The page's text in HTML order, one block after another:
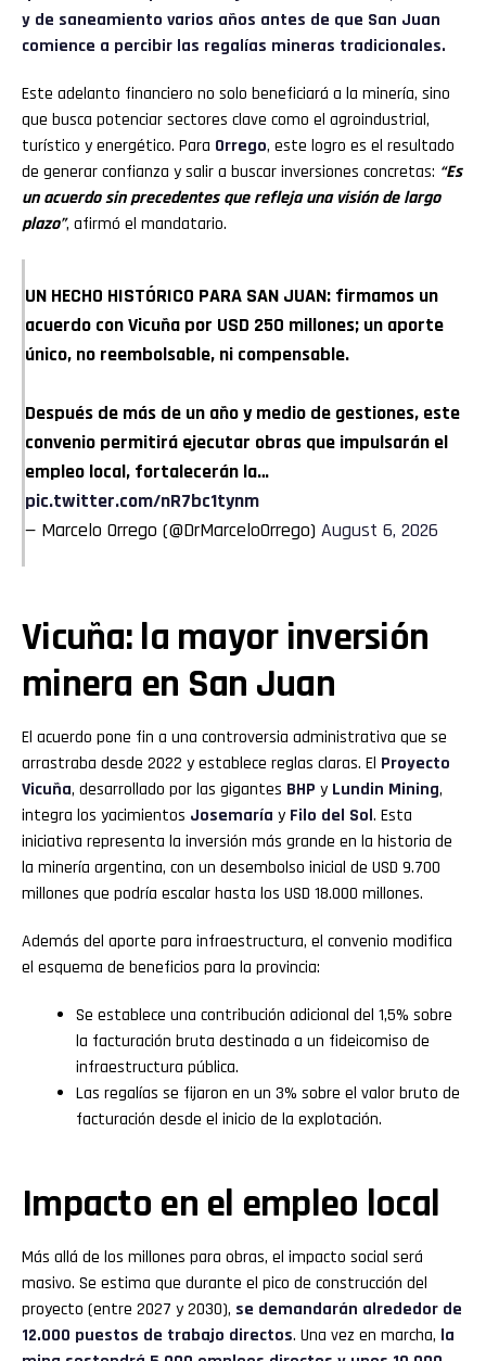
y de saneamiento varios años antes de que San Juan
comience a percibir las regalías mineras tradicionales.
Este adelanto financiero no solo beneficiará a la minería, sino
que busca potenciar sectores clave como el agroindustrial,
turístico y energético. Para Orrego, este logro es el resultado
de generar confianza y salir a buscar inversiones concretas: “Es
un acuerdo sin precedentes que refleja una visión de largo
plazo”, afirmó el mandatario.
UN HECHO HISTÓRICO PARA SAN JUAN: firmamos un
acuerdo con Vicuña por USD 250 millones; un aporte
único, no reembolsable, ni compensable.
Después de más de un año y medio de gestiones, este
convenio permitirá ejecutar obras que impulsarán el
empleo local, fortalecerán la…
pic.twitter.com/nR7bc1tynm
— Marcelo Orrego (@DrMarceloOrrego) August 6, 2026
Vicuña: la mayor inversión
minera en San Juan
El acuerdo pone fin a una controversia administrativa que se
arrastraba desde 2022 y establece reglas claras. El Proyecto
Vicuña, desarrollado por las gigantes BHP y Lundin Mining,
integra los yacimientos Josemaría y Filo del Sol. Esta
iniciativa representa la inversión más grande en la historia de
la minería argentina, con un desembolso inicial de USD 9.700
millones que podría escalar hasta los USD 18.000 millones.
Además del aporte para infraestructura, el convenio modifica
el esquema de beneficios para la provincia:
Se establece una contribución adicional del 1,5% sobre
la facturación bruta destinada a un fideicomiso de
infraestructura pública.
Las regalías se fijaron en un 3% sobre el valor bruto de
facturación desde el inicio de la explotación.
Impacto en el empleo local
Más allá de los millones para obras, el impacto social será
masivo. Se estima que durante el pico de construcción del
proyecto (entre 2027 y 2030), se demandarán alrededor de
12.000 puestos de trabajo directos. Una vez en marcha, la